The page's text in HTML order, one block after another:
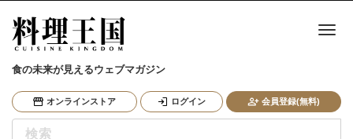
食の未来が見えるウェブマガジン
オンラインストア ログイン 会員登録(無料)
ナ